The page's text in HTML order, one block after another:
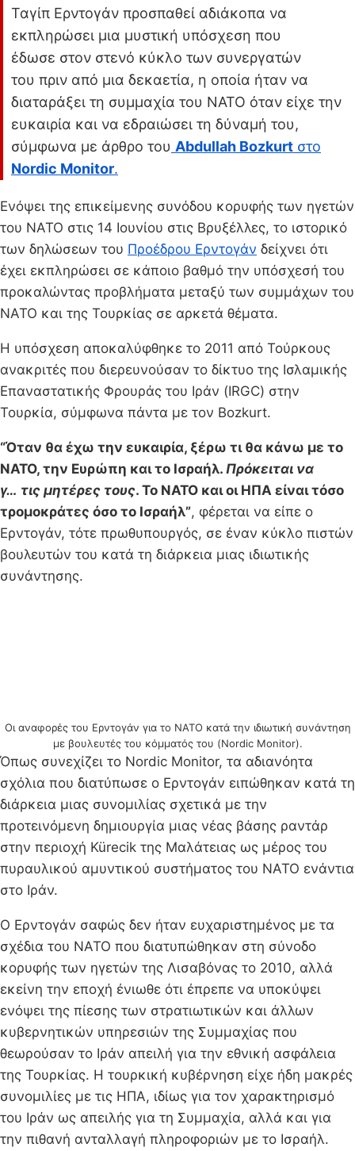
Ταγίπ Ερντογάν προσπαθεί αδιάκοπα να
εκπληρώσει μια μυστική υπόσχεση που
έδωσε στον στενό κύκλο των συνεργατών
του πριν από μια δεκαετία, η οποία ήταν να
διαταράξει τη συμμαχία του ΝΑΤΟ όταν είχε την
ευκαιρία και να εδραιώσει τη δύναμή του,
σύμφωνα με άρθρο του Abdullah Bozkurt στο
Nordic Monitor.
Ενόψει της επικείμενης συνόδου κορυφής των ηγετών
του ΝΑΤΟ στις 14 Ιουνίου στις Βρυξέλλες, το ιστορικό
των δηλώσεων του Προέδρου Ερντογάν δείχνει ότι
έχει εκπληρώσει σε κάποιο βαθμό την υπόσχεσή του
προκαλώντας προβλήματα μεταξύ των συμμάχων του
ΝΑΤΟ και της Τουρκίας σε αρκετά θέματα.
Η υπόσχεση αποκαλύφθηκε το 2011 από Τούρκους
ανακριτές που διερευνούσαν το δίκτυο της Ισλαμικής
Επαναστατικής Φρουράς του Ιράν (IRGC) στην
Τουρκία, σύμφωνα πάντα με τον Bozkurt.
“Όταν θα έχω την ευκαιρία, ξέρω τι θα κάνω με το
ΝΑΤΟ, την Ευρώπη και το Ισραήλ. Πρόκειται να
γ… τις μητέρες τους. Το ΝΑΤΟ και οι ΗΠΑ είναι τόσο
τρομοκράτες όσο το Ισραήλ”, φέρεται να είπε ο
Ερντογάν, τότε πρωθυπουργός, σε έναν κύκλο πιστών
βουλευτών του κατά τη διάρκεια μιας ιδιωτικής
συνάντησης.
Οι αναφορές του Ερντογάν για το ΝΑΤΟ κατά την ιδιωτική συνάντηση
με βουλευτές του κόμματός του (Nordic Monitor).
Όπως συνεχίζει το Nordic Monitor, τα αδιανόητα
σχόλια που διατύπωσε ο Ερντογάν ειπώθηκαν κατά τη
διάρκεια μιας συνομιλίας σχετικά με την
προτεινόμενη δημιουργία μιας νέας βάσης ραντάρ
στην περιοχή Kürecik της Μαλάτειας ως μέρος του
πυραυλικού αμυντικού συστήματος του ΝΑΤΟ ενάντια
στο Ιράν.
Ο Ερντογάν σαφώς δεν ήταν ευχαριστημένος με τα
σχέδια του ΝΑΤΟ που διατυπώθηκαν στη σύνοδο
κορυφής των ηγετών της Λισαβόνας το 2010, αλλά
εκείνη την εποχή ένιωθε ότι έπρεπε να υποκύψει
ενόψει της πίεσης των στρατιωτικών και άλλων
κυβερνητικών υπηρεσιών της Συμμαχίας που
θεωρούσαν το Ιράν απειλή για την εθνική ασφάλεια
της Τουρκίας. Η τουρκική κυβέρνηση είχε ήδη μακρές
συνομιλίες με τις ΗΠΑ, ιδίως για τον χαρακτηρισμό
του Ιράν ως απειλής για τη Συμμαχία, αλλά και για
την πιθανή ανταλλαγή πληροφοριών με το Ισραήλ.